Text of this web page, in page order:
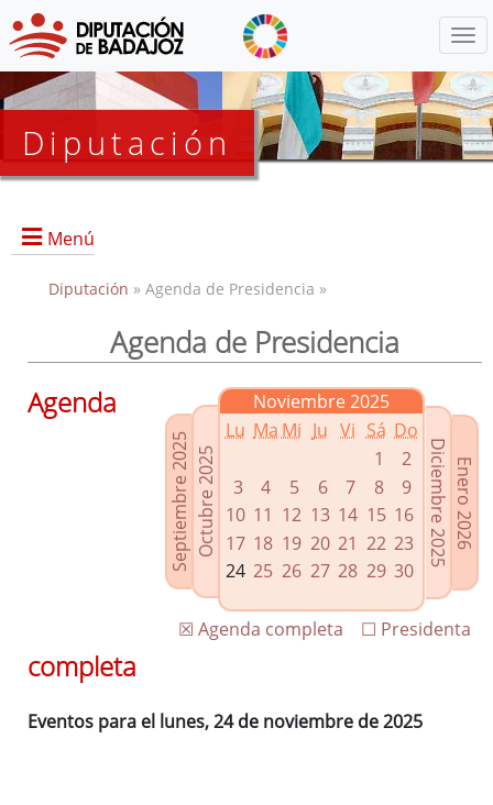
Diputación
Menú
Presidencia
Grupos Políticos
Enlaces relacionados
Agenda de Presidencia
Plenos provinciales y Juntas de gobierno
Oficina de Proyectos Europeos
Diputación » Agenda de Presidencia »
Agenda de Presidencia
Septiembre 2025Octubre 2025
Noviembre 2025
Lu Ma Mi Ju Vi Sá Do
1
2
3
4 5 6 7 8
9
10 11 12 13 14 15 16
17 18 19 20 21 22 23
24 25 26 27 28 29 30
Enero 2026
Diciembre 2025
☐ Presidenta
☒ Agenda completa
Agenda
completa
Eventos para el lunes, 24 de noviembre de 2025